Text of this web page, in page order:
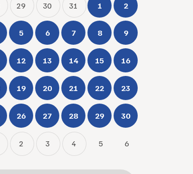
29 30 31 1 2
5 6 7 8 9
12 13 14 15 16
19 20 21 22 23
26 27 28 29 30
2 3 4 5 6